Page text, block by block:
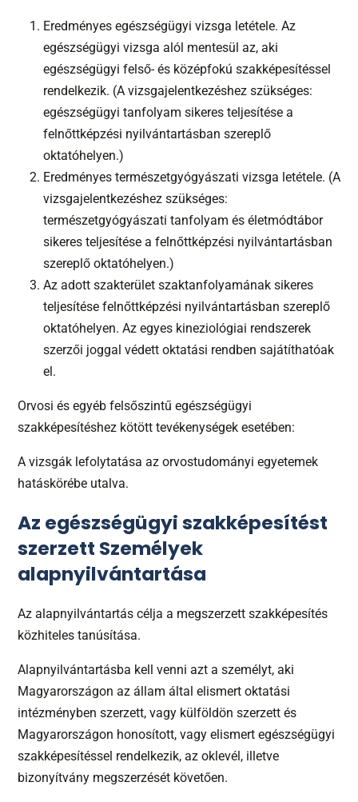
Eredményes egészségügyi vizsga letétele. Az
egészségügyi vizsga alól mentesül az, aki
egészségügyi felső- és középfokú szakképesítéssel
rendelkezik. (A vizsgajelentkezéshez szükséges:
egészségügyi tanfolyam sikeres teljesítése a
felnőttképzési nyilvántartásban szereplő
oktatóhelyen.)
Eredményes természetgyógyászati vizsga letétele. (A
vizsgajelentkezéshez szükséges:
természetgyógyászati tanfolyam és életmódtábor
sikeres teljesítése a felnőttképzési nyilvántartásban
szereplő oktatóhelyen.)
Az adott szakterület szaktanfolyamának sikeres
teljesítése felnőttképzési nyilvántartásban szereplő
oktatóhelyen. Az egyes kineziológiai rendszerek
szerzői joggal védett oktatási rendben sajátíthatóak
el.
Orvosi és egyéb felsőszintű egészségügyi
szakképesítéshez kötött tevékenységek esetében:
A vizsgák lefolytatása az orvostudományi egyetemek
hatáskörébe utalva.
Az egészségügyi szakképesítést
szerzett Személyek
alapnyilvántartása
Az alapnyilvántartás célja a megszerzett szakképesítés
közhiteles tanúsítása.
Alapnyilvántartásba kell venni azt a személyt, aki
Magyarországon az állam által elismert oktatási
intézményben szerzett, vagy külföldön szerzett és
Magyarországon honosított, vagy elismert egészségügyi
szakképesítéssel rendelkezik, az oklevél, illetve
bizonyítvány megszerzését követően.